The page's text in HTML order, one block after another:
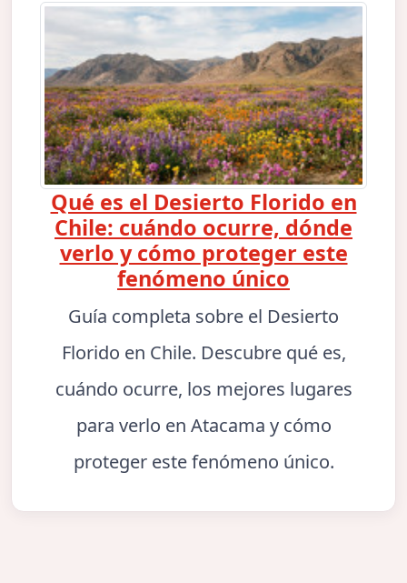
Qué es el Desierto Florido en
Chile: cuándo ocurre, dónde
verlo y cómo proteger este
fenómeno único
Guía completa sobre el Desierto
Florido en Chile. Descubre qué es,
cuándo ocurre, los mejores lugares
para verlo en Atacama y cómo
proteger este fenómeno único.